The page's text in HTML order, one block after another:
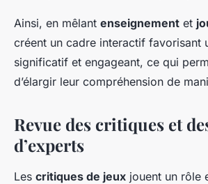
Ainsi, en mêlant enseignement et
créent un cadre interactif favorisant
significatif et engageant, ce qui
d’élargir leur compréhension de
Revue des critiques et
d’experts
Les critiques de jeux jouent un rôle